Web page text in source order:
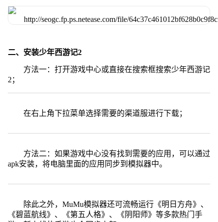
二、安装少年西游记2
方法一：打开游戏中心或直接在搜索框搜索少年西游记
2；
在右上角下拉菜单选择需要的渠道服进行下载；
方法二：如果游戏中心没有找到需要的应用，可以通过
apk安装，将电脑里面的应用同步到模拟器中。
除此之外，MuMu模拟器还可流畅运行《明日方舟》、
《碧蓝航线》、《第五人格》、《阴阳师》等多款热门手